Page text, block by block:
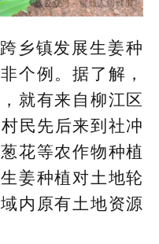
乡镇发展生姜种
个例。据了解，
就有来自柳江区
民先后来到社冲
花等农作物种植
姜种植对土地轮
内原有土地资源